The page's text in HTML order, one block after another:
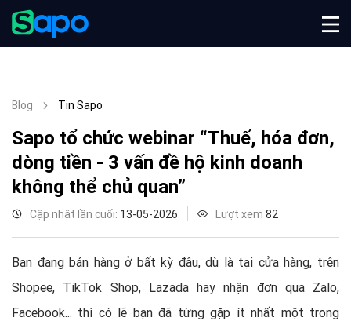
Blog Tin Sapo
Sapo tổ chức webinar “Thuế, hóa đơn,
dòng tiền - 3 vấn đề hộ kinh doanh
không thể chủ quan”
Cập nhật lần cuối: 13-05-2026 Lượt xem 82
Bạn đang bán hàng ở bất kỳ đâu, dù là tại cửa hàng, trên
Shopee, TikTok Shop, Lazada hay nhận đơn qua Zalo,
Facebook... thì có lẽ bạn đã từng gặp ít nhất một trong